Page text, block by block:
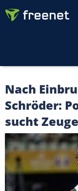
Nach
Schröder:
sucht